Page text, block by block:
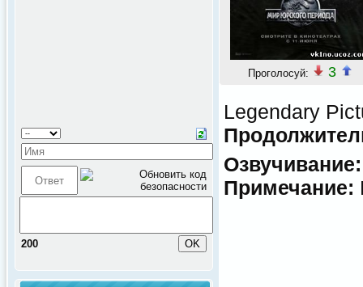
200
Проголосуй: 3
Legendary
Озвучивание:
Примечание: